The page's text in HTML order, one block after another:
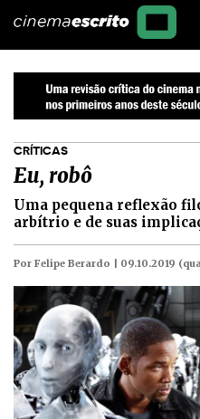
CRÍTICAS
Eu, robô
Uma pequena reflexão
arbítrio e de suas
Por Felipe Berardo | 09.10.2019